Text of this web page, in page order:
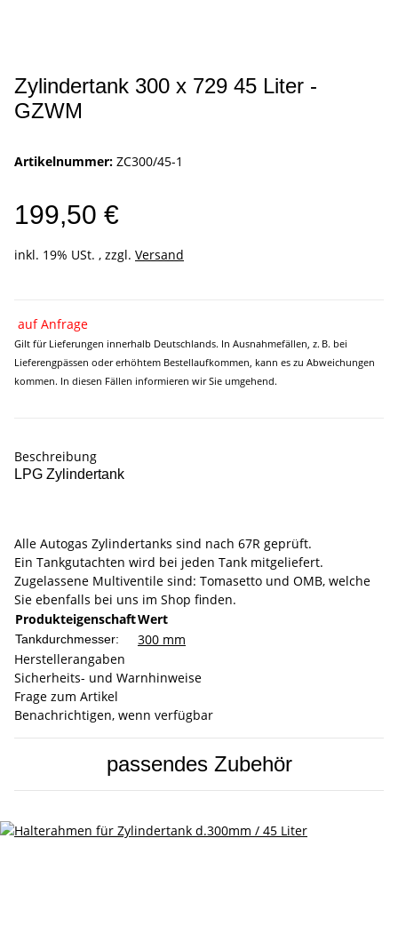
Zylindertank 300 x 729 45 Liter -
GZWM
Artikelnummer: ZC300/45-1
199,50 €
inkl. 19% USt. , zzgl. Versand
auf Anfrage
Gilt für Lieferungen innerhalb Deutschlands. In Ausnahmefällen, z. B. bei
Lieferengpässen oder erhöhtem Bestellaufkommen, kann es zu Abweichungen
kommen. In diesen Fällen informieren wir Sie umgehend.
Beschreibung
LPG Zylindertank
Alle Autogas Zylindertanks sind nach 67R geprüft.
Ein Tankgutachten wird bei jeden Tank mitgeliefert.
Zugelassene Multiventile sind: Tomasetto und OMB, welche
Sie ebenfalls bei uns im Shop finden.
ProdukteigenschaftWert
Tankdurchmesser:
300 mm
Herstellerangaben
Sicherheits- und Warnhinweise
Frage zum Artikel
Benachrichtigen, wenn verfügbar
passendes Zubehör